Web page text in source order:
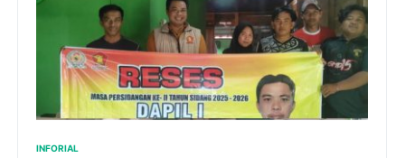
INFORIAL